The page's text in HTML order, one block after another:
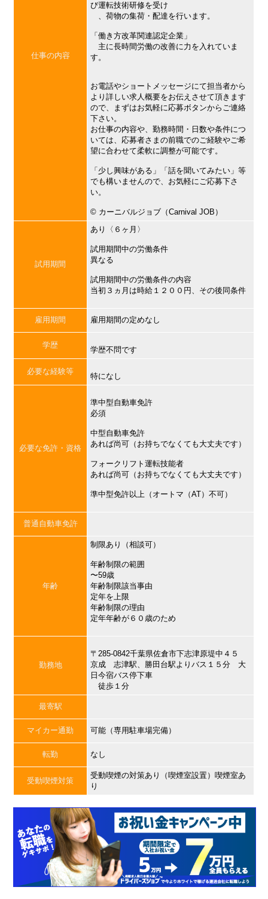
仕事の内容
び運転技術研修を受け
、荷物の集荷・配達を行います。
「働き方改革関連認定企業」
主に長時間労働の改善に力を入れていま
す。
お電話やショートメッセージにて担当者から
より詳しい求人概要をお伝えさせて頂きます
ので、まずはお気軽に応募ボタンからご連絡
下さい。
お仕事の内容や、勤務時間・日数や条件につ
いては、応募者さまの前職でのご経験やご希
望に合わせて柔軟に調整が可能です。
「少し興味がある」「話を聞いてみたい」等
でも構いませんので、お気軽にご応募下さ
い。
©︎ カーニバルジョブ（Carnival JOB）
試用期間
あり〈６ヶ月〉
試用期間中の労働条件
異なる
試用期間中の労働条件の内容
当初３ヵ月は時給１２００円、その後同条件
雇用期間 雇用期間の定めなし
学歴
学歴不問です
必要な経験等
特になし
必要な免許・資格
準中型自動車免許
必須
中型自動車免許
あれば尚可（お持ちでなくても大丈夫です）
フォークリフト運転技能者
あれば尚可（お持ちでなくても大丈夫です）
準中型免許以上（オートマ（AT）不可）
普通自動車免許
年齢
制限あり（相談可）
年齢制限の範囲
〜59歳
年齢制限該当事由
定年を上限
年齢制限の理由
定年年齢が６０歳のため
勤務地
〒285-0842千葉県佐倉市下志津原堤中４５
京成 志津駅、勝田台駅よりバス１５分 大
日今宿バス停下車
徒歩１分
最寄駅
マイカー通勤 可能（専用駐車場完備）
転勤 なし
受動喫煙対策
受動喫煙の対策あり（喫煙室設置）喫煙室あ
り